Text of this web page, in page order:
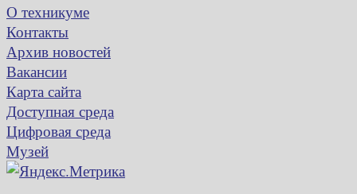
О техникуме
Контакты
Архив новостей
Вакансии
Карта сайта
Доступная среда
Цифровая среда
Музей